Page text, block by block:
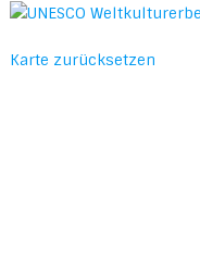
Karte zurücksetzen